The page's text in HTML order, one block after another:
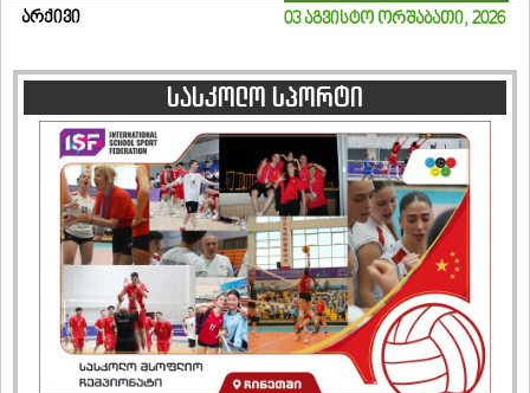
არქივი 03 აგვისტო ორშაბათი, 2026
სასკოლო სპორტი